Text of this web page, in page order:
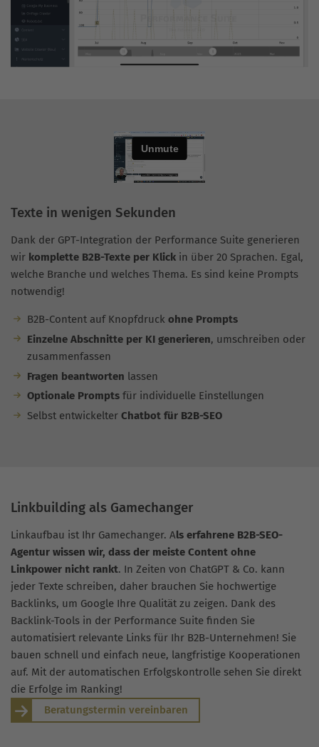
Texte in wenigen Sekunden
Dank der GPT-Integration der Performance Suite generieren
wir komplette B2B-Texte per Klick in über 20 Sprachen. Egal,
welche Branche und welches Thema. Es sind keine Prompts
notwendig!
B2B-Content auf Knopfdruck ohne Prompts
Einzelne Abschnitte per KI generieren, umschreiben oder
zusammenfassen
Fragen beantworten lassen
Optionale Promptsfür individuelle Einstellungen
Selbst entwickelter Chatbot für B2B-SEO
Linkbuilding als Gamechanger
Linkaufbau ist Ihr Gamechanger. Als erfahrene B2B-SEO-
Agentur wissen wir, dass der meiste Content ohne
Linkpower nicht rankt. In Zeiten von ChatGPT & Co. kann
jeder Texte schreiben, daher brauchen Sie hochwertige
Backlinks, um Google Ihre Qualität zu zeigen. Dank des
Backlink-Tools in der Performance Suite finden Sie
automatisiert relevante Links für Ihr B2B-Unternehmen! Sie
bauen schnell und einfach neue, langfristige Kooperationen
auf. Mit der automatischen Erfolgskontrolle sehen Sie direkt
die Erfolge im Ranking!
Beratungstermin vereinbaren